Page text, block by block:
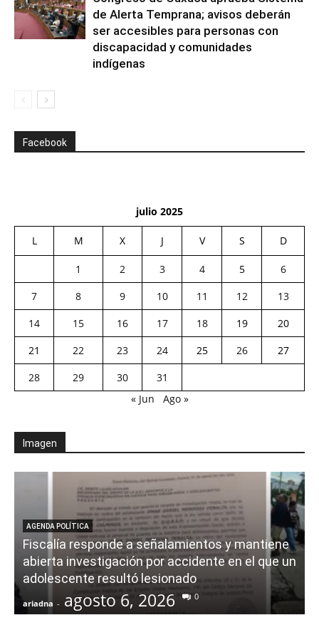
de Alerta Temprana; avisos deberán
ser accesibles para personas con
discapacidad y comunidades
indígenas
Facebook
julio 2025
L M X J V S D
1 2 3 4 5
6
7
8 9 10 11 12
13
14
15 16 17 18 19
20
21
22 23 24 25 26
27
28
29 30
31
« Jun
Ago »
Imagen
AGENDA POLÍTICA
Fiscalía responde a señalamientos y mantiene
abierta investigación por accidente en el que un
adolescente resultó lesionado
ariadna - agosto 6, 2026 0